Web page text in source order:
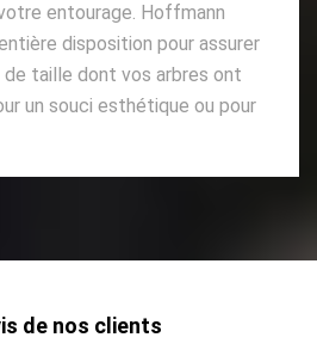
entourage. Hoffmann
disposition pour assurer
taille dont vos arbres ont
un souci esthétique ou pour
de nos clients